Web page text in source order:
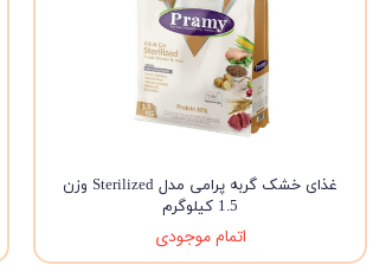
غذای خشک گربه پرامی مدل Sterilized وزن
1.5 کیلوگرم
اتمام موجودی